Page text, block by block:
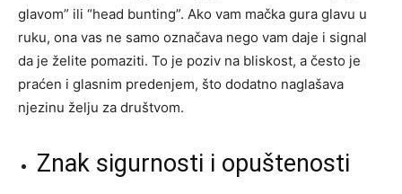
glavom” ili “head bunting”. Ako vam mačka gura glavu u
ruku, ona vas ne samo označava nego vam daje i signal
da je želite pomaziti. To je poziv na bliskost, a često je
praćen i glasnim predenjem, što dodatno naglašava
njezinu želju za društvom.
Znak sigurnosti i opuštenosti